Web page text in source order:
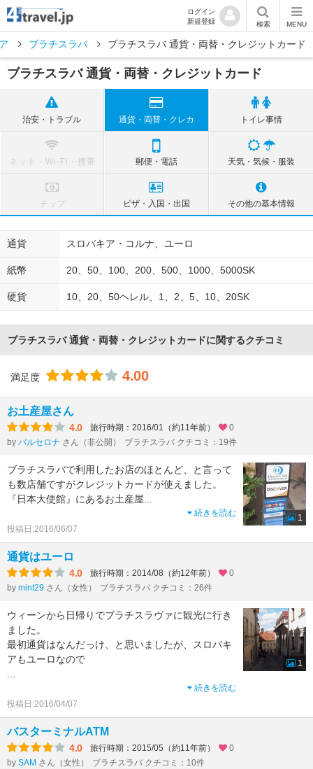
ログイン
新規登録
検索 MENU
ブラチスラバ ブラチスラバ 通貨・両替・クレジットカード
ブラチスラバ 通貨・両替・クレジットカード
治安・トラブル 通貨・両替・クレカ トイレ事情
ネット・Wi-Fi・携帯 郵便・電話 天気・気候・服装
チップ ビザ・入国・出国 その他の基本情報
通貨 スロバキア・コルナ、ユーロ
紙幣 20、50、100、200、500、1000、5000SK
硬貨 10、20、50ヘレル、1、2、5、10、20SK
ブラチスラバ 通貨・両替・クレジットカードに関するクチコミ
満足度 4.00
お土産屋さん
4.0 旅行時期：2016/01（約11年前）
0
by バルセロナ さん（非公開） ブラチスラバ クチコミ：19件
ブラチスラバで利用したお店のほとんど、と言って
も数店舗ですがクレジットカードが使えました。
『日本大使館』にあるお土産屋
続きを読む
投稿日:2016/06/07
1
通貨はユーロ
4.0 旅行時期：2014/08（約12年前）
0
by mint29 さん（女性） ブラチスラバ クチコミ：26件
ウィーンから日帰りでブラチスラヴァに観光に行き
ました。
最初通貨はなんだっけ、と思いましたが、スロバキ
アもユーロなので
続きを読む
投稿日:2016/04/07
1
バスターミナルATM
4.0 旅行時期：2015/05（約11年前）
0
by SAM さん（女性） ブラチスラバ クチコミ：10件